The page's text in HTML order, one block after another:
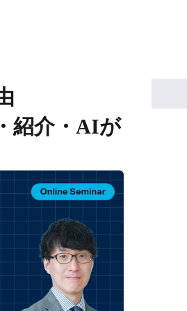
紹介・AIが